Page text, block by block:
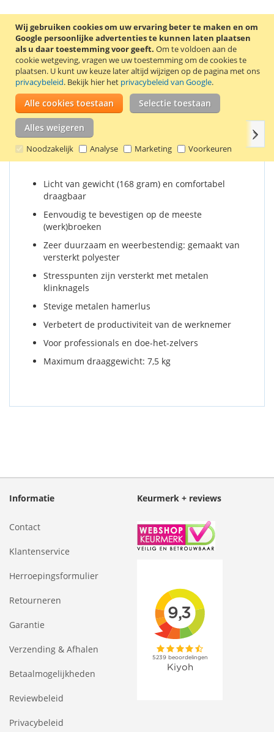
Wij gebruiken cookies om uw ervaring beter te maken en om
Google persoonlijke advertenties te kunnen laten plaatsen
als u daar toestemming voor geeft. Om te voldoen aan de
cookie wetgeving, vragen we uw toestemming om de cookies te
plaatsen. U kunt uw keuze later altijd wijzigen op de pagina met ons
privacybeleid. Bekijk hier het privacybeleid van Google.
Alle cookies toestaan Selectie toestaan
Alles weigeren
Noodzakelijk Analyse Marketing Voorkeuren
TOEVOEGEN OM TE VERGELIJKEN
Hamerhouder met metalen beugel, brede riemlus en
robuuste metalen broekclip. De hamerhouder heeft een
universele maat. De meeste hamers passen erin. Met deze
hamerhouder heeft u de hamer altijd binnen handbereik.
Details Productkenmerken
Licht van gewicht (168 gram) en comfortabel
draagbaar
Eenvoudig te bevestigen op de meeste
(werk)broeken
Zeer duurzaam en weerbestendig: gemaakt van
versterkt polyester
Stresspunten zijn versterkt met metalen
klinknagels
Stevige metalen hamerlus
Verbetert de productiviteit van de werknemer
Voor professionals en doe-het-zelvers
Maximum draaggewicht: 7,5 kg
Informatie
Contact
Klantenservice
Herroepingsformulier
Retourneren
Garantie
Verzending & Afhalen
Betaalmogelijkheden
Reviewbeleid
Privacybeleid
Keurmerk + reviews